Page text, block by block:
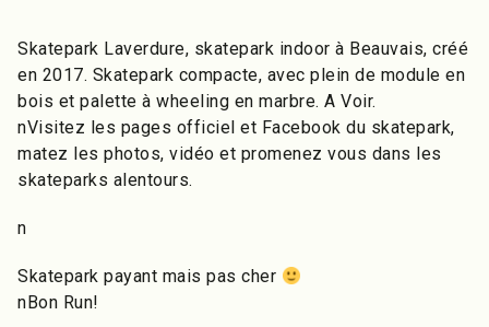
Skatepark Laverdure, skatepark indoor à Beauvais, créé
en 2017. Skatepark compacte, avec plein de module en
bois et palette à wheeling en marbre. A Voir.
nVisitez les pages officiel et Facebook du skatepark,
matez les photos, vidéo et promenez vous dans les
skateparks alentours.
n
Skatepark payant mais pas cher
nBon Run!